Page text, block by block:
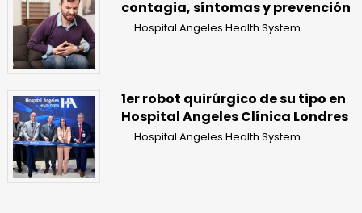
contagia, síntomas y prevención
Hospital Angeles Health System
1er robot quirúrgico de su tipo en
Hospital Angeles Clínica Londres
Hospital Angeles Health System